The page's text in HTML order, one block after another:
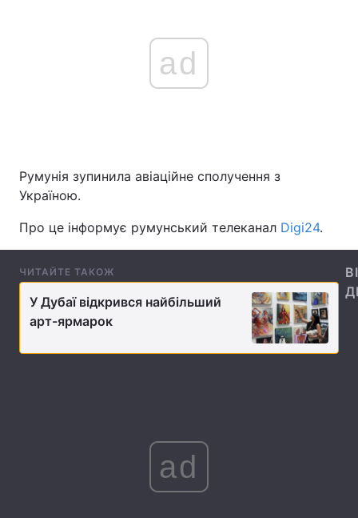
Головна
Економіка
Спорт Наука
Погода
Регіони
ad
Румунія зупинила авіаційне сполучення з
Україною.
Про це інформує румунський телеканал Digi24.
ЧИТАЙТЕ ТАКОЖ
​У Дубаї відкрився найбільший
арт-ярмарок
ad